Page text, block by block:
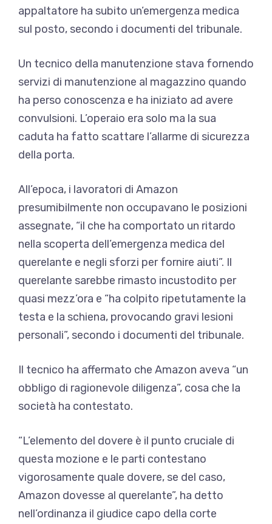
appaltatore ha subito un’emergenza medica
sul posto, secondo i documenti del tribunale.
Un tecnico della manutenzione stava fornendo
servizi di manutenzione al magazzino quando
ha perso conoscenza e ha iniziato ad avere
convulsioni. L’operaio era solo ma la sua
caduta ha fatto scattare l’allarme di sicurezza
della porta.
All’epoca, i lavoratori di Amazon
presumibilmente non occupavano le posizioni
assegnate, “il che ha comportato un ritardo
nella scoperta dell’emergenza medica del
querelante e negli sforzi per fornire aiuti”. Il
querelante sarebbe rimasto incustodito per
quasi mezz’ora e “ha colpito ripetutamente la
testa e la schiena, provocando gravi lesioni
personali”, secondo i documenti del tribunale.
Il tecnico ha affermato che Amazon aveva “un
obbligo di ragionevole diligenza”, cosa che la
società ha contestato.
“L’elemento del dovere è il punto cruciale di
questa mozione e le parti contestano
vigorosamente quale dovere, se del caso,
Amazon dovesse al querelante”, ha detto
nell’ordinanza il giudice capo della corte